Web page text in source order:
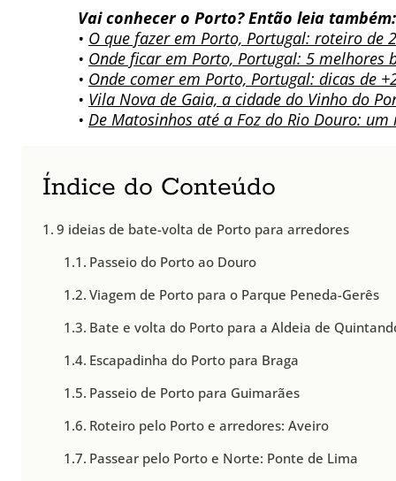
Vai conhecer o Porto? Então leia
• O que fazer em Porto, Portugal: roteiro de
• Onde ficar em Porto, Portugal: 5 melhores
• Onde comer em Porto, Portugal: dicas de
• Vila Nova de Gaia, a cidade do Vinho do
• De Matosinhos até a Foz do Rio Douro:
Índice do Conteúdo
9 ideias de bate-volta de Porto para arredores
Passeio do Porto ao Douro
Viagem de Porto para o Parque Peneda-Gerês
Bate e volta do Porto para a Aldeia de
Escapadinha do Porto para Braga
Passeio de Porto para Guimarães
Roteiro pelo Porto e arredores: Aveiro
Passear pelo Porto e Norte: Ponte de Lima